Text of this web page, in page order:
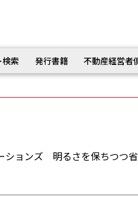
索 発行書籍 不動産経営者
ョンズ 明るさを保ちつつ